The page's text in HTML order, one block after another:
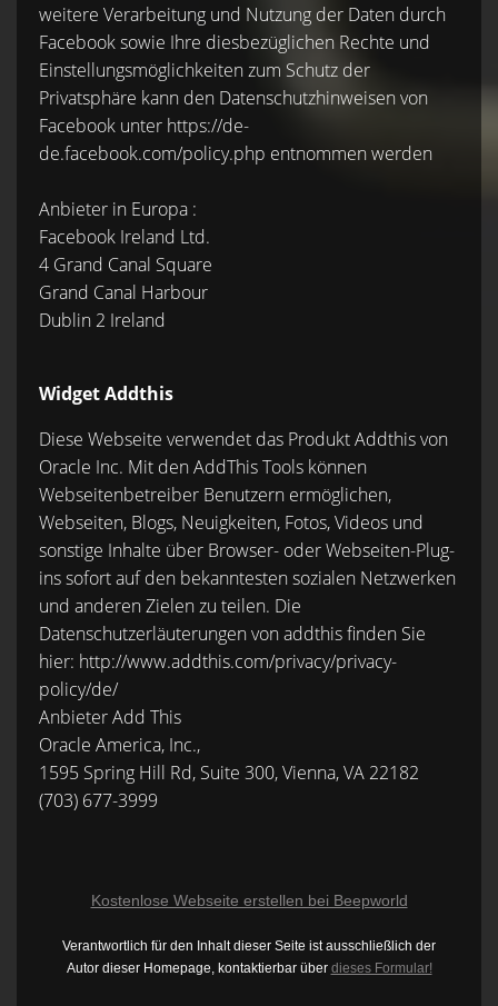
weitere Verarbeitung und Nutzung der Daten durch
Facebook sowie Ihre diesbezüglichen Rechte und
Einstellungsmöglichkeiten zum Schutz der
Privatsphäre kann den Datenschutzhinweisen von
Facebook unter https://de-
de.facebook.com/policy.php entnommen werden
Anbieter in Europa :
Facebook Ireland Ltd.
4 Grand Canal Square
Grand Canal Harbour
Dublin 2 Ireland
Widget Addthis
Diese Webseite verwendet das Produkt Addthis von
Oracle Inc. Mit den AddThis Tools können
Webseitenbetreiber Benutzern ermöglichen,
Webseiten, Blogs, Neuigkeiten, Fotos, Videos und
sonstige Inhalte über Browser- oder Webseiten-Plug-
ins sofort auf den bekanntesten sozialen Netzwerken
und anderen Zielen zu teilen. Die
Datenschutzerläuterungen von addthis finden Sie
hier: http://www.addthis.com/privacy/privacy-
policy/de/
Anbieter Add This
Oracle America, Inc.,
1595 Spring Hill Rd, Suite 300, Vienna, VA 22182
(703) 677-3999
Kostenlose Webseite erstellen bei Beepworld
Verantwortlich für den Inhalt dieser Seite ist ausschließlich der
Autor dieser Homepage, kontaktierbar über dieses Formular!